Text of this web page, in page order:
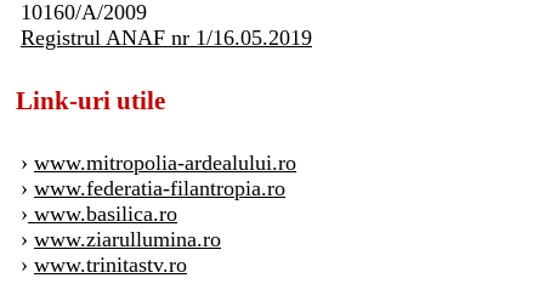
10160/A/2009
Registrul ANAF nr 1/16.05.2019
Link-uri utile
› www.mitropolia-ardealului.ro
› www.federatia-filantropia.ro
› www.basilica.ro
› www.ziarullumina.ro
› www.trinitastv.ro